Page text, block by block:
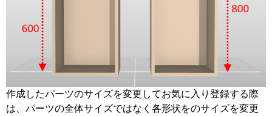
作成したパーツのサイズを変更してお気に入り登録する際
は、パーツの全体サイズではなく各形状をのサイズを変更